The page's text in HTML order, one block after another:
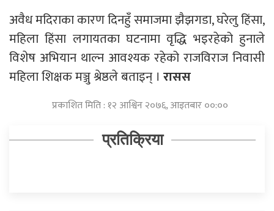
अवैध मदिराका कारण दिनहुँ समाजमा झैझगडा, घरेलु हिंसा,
महिला हिंसा लगायतका घटनामा वृद्धि भइरहेको हुनाले
विशेष अभियान थाल्न आवश्यक रहेको राजविराज निवासी
महिला शिक्षक मञ्जु श्रेष्ठले बताइन् । रासस
प्रकाशित मिति : १२ आश्विन २०७६, आइतबार ००:००
प्रतिक्रिया